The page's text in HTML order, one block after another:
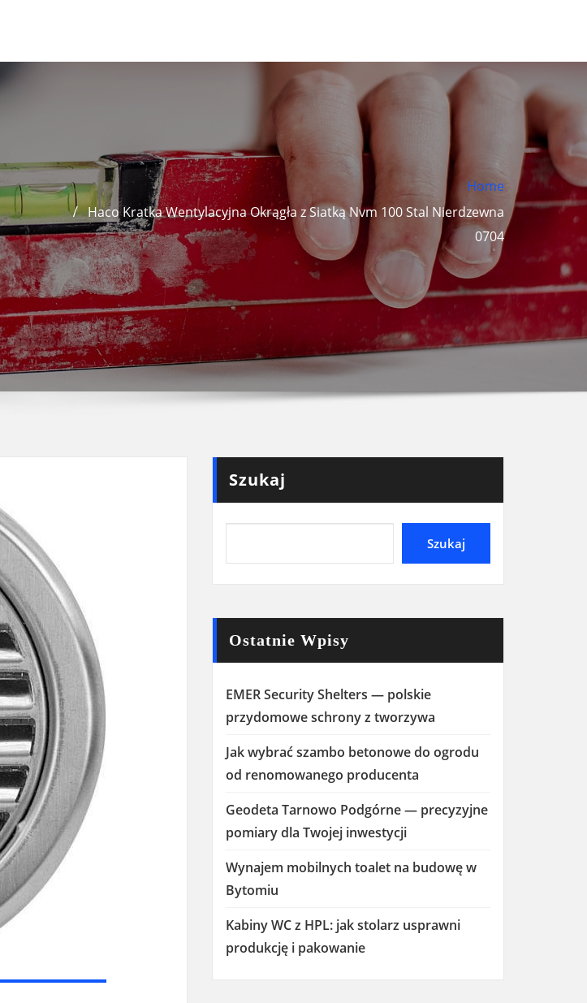
Home
Haco Kratka Wentylacyjna Okrągła z Siatką Nvm 100 Stal Nierdzewna
0704
Szukaj
Szukaj
Ostatnie Wpisy
EMER Security Shelters — polskie
przydomowe schrony z tworzywa
Jak wybrać szambo betonowe do ogrodu
od renomowanego producenta
Geodeta Tarnowo Podgórne — precyzyjne
pomiary dla Twojej inwestycji
Wynajem mobilnych toalet na budowę w
Bytomiu
Kabiny WC z HPL: jak stolarz usprawni
produkcję i pakowanie